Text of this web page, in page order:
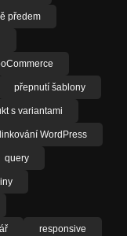
předem
přepnutí šablony
s variantami
WordPress
query
responsive